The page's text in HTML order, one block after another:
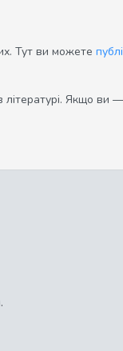
Тут ви можете
Якщо ви